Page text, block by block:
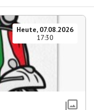
Heute, 07.08.2026
17:30